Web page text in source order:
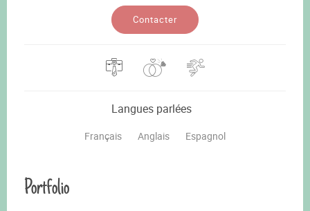
Contacter
Langues parlées
Français Anglais Espagnol
Portfolio